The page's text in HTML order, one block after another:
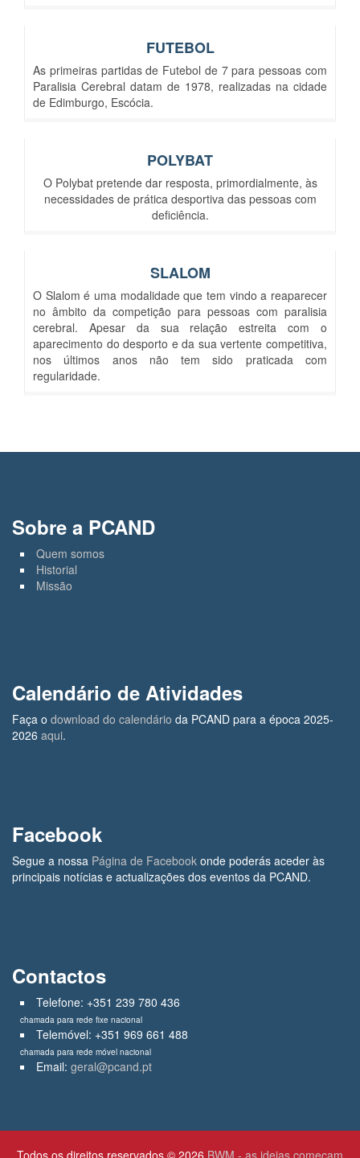
FUTEBOL
As primeiras partidas de Futebol de 7 para pessoas com
Paralisia Cerebral datam de 1978, realizadas na cidade
de Edimburgo, Escócia.
POLYBAT
O Polybat pretende dar resposta, primordialmente, às
necessidades de prática desportiva das pessoas com
deficiência.
SLALOM
O Slalom é uma modalidade que tem vindo a reaparecer
no âmbito da competição para pessoas com paralisia
cerebral. Apesar da sua relação estreita com o
aparecimento do desporto e da sua vertente competitiva,
nos últimos anos não tem sido praticada com
regularidade.
Sobre a PCAND
Quem somos
Historial
Missão
Calendário de Atividades
Faça o download do calendário da PCAND para a época 2025-
2026 aqui.
Facebook
Segue a nossa Página de Facebook onde poderás aceder às
principais notícias e actualizações dos eventos da PCAND.
Contactos
Telefone: +351 239 780 436
chamada para rede fixe nacional
Telemóvel: +351 969 661 488
chamada para rede móvel nacional
Email: geral@pcand.pt